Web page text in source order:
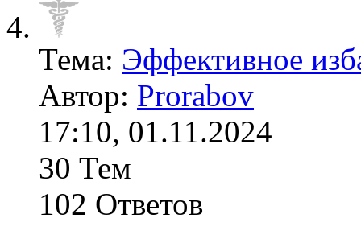
Тема: Эффективное
Автор: Prorabov
17:10, 01.11.2024
30 Тем
102 Ответов